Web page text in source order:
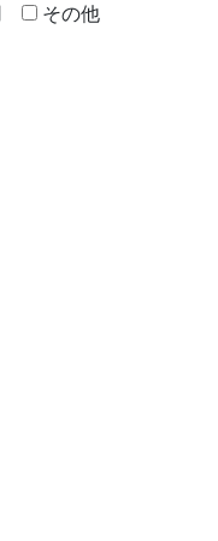
その他